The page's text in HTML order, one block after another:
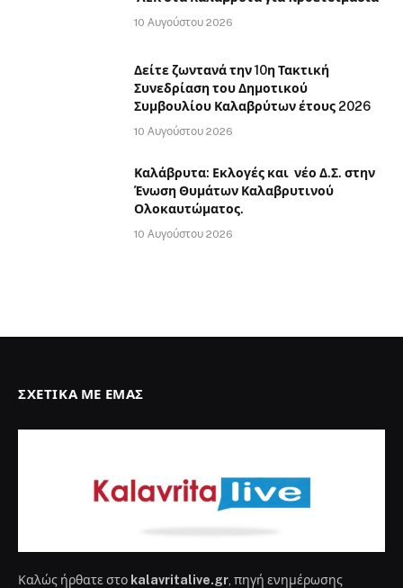
10 Αυγούστου 2026
Δείτε ζωντανά την 10η Τακτική
Συνεδρίαση του Δημοτικού
Συμβουλίου Καλαβρύτων έτους 2026
10 Αυγούστου 2026
Καλάβρυτα: Εκλογές και νέο Δ.Σ. στην
Ένωση Θυμάτων Καλαβρυτινού
Ολοκαυτώματος.
10 Αυγούστου 2026
ΣΧΕΤΙΚΆ ΜΕ ΕΜΆΣ
Καλώς ήρθατε στο kalavritalive.gr , πηγή ενημέρωσης